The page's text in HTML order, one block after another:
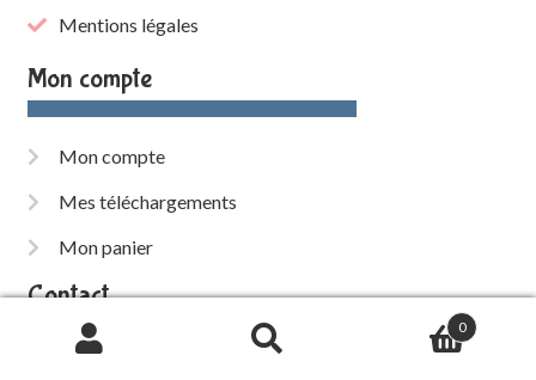
Mentions légales
Mon compte
Mon compte
Mes téléchargements
Mon panier
Contact
Recherche
0